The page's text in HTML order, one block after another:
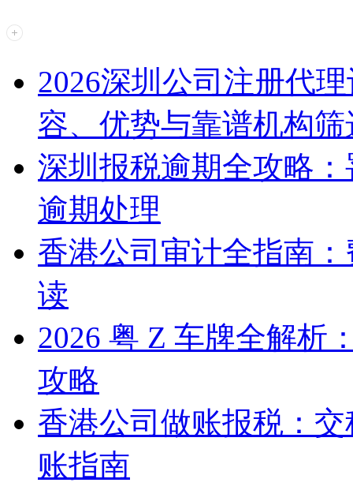
2026深圳公司注册代
容、优势与靠谱机构筛
深圳报税逾期全攻略
逾期处理
香港公司审计全指南
读
2026 粤 Z 车牌全解析
攻略
香港公司做账报税：
账指南